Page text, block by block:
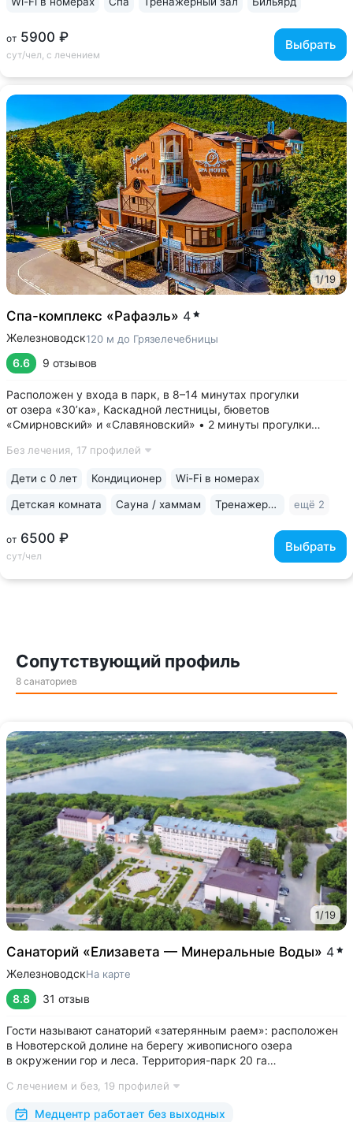
от 5900 ₽
сут/чел, с лечением
Выбрать
1/19
Спа-комплекс «Рафаэль» 4
Железноводск120 м до Грязелечебницы
6.6 9 отзывов
Расположен у входа в парк, в 8–14 минутах прогулки
от озера «30’ка», Каскадной лестницы, бюветов
«Смирновский» и «Славяновский» • 2 минуты прогулки
санаторного лечения • Завтрак и ужин «шведский стол»
Без лечения, 17 профилей
от 6500 ₽
сут/чел
Выбрать
Дети с 0 лет Кондиционер Wi-Fi в номерах
Детская комната Сауна / хаммам Тренажерный зал ещё 2
Сопутствующий профиль
8 санаториев
1/19
Cанаторий «Елизавета — Минеральные Воды» 4
ЖелезноводскНа карте
8.8 31 отзыв
Гости называют санаторий «затерянным раем»: расположен
в Новотерской долине на берегу живописного озера
в окружении гор и леса. Территория-парк 20 га
живописным храмом «Нерушимая стена» • Бесплатный
ежедневный трансфер до парков...
С лечением и без, 19 профилей
Медцентр работает без выходных